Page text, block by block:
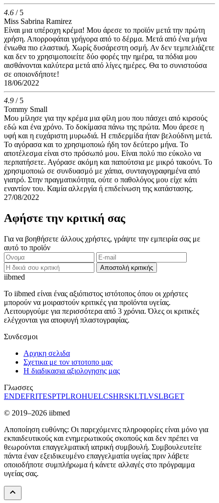
4.6 / 5
Miss Sabrina Ramirez
Είναι μια υπέροχη κρέμα! Μου άρεσε το προϊόν μετά την πρώτη
χρήση. Απορροφάται γρήγορα από το δέρμα. Μετά από ένα μήνα
ένιωθα πιο ελαστική. Χωρίς δυσάρεστη οσμή. Αν δεν τεμπελιάζετε
και δεν το χρησιμοποιείτε δύο φορές την ημέρα, τα πόδια μου
αισθάνονται καλύτερα μετά από λίγες ημέρες. Θα το συνιστούσα
σε οποιονδήποτε!
18/06/2022
4.9 / 5
Tommy Small
Μου μίλησε για την κρέμα μια φίλη μου που πάσχει από κιρσούς
εδώ και ένα χρόνο. Το δοκίμασα πάνω της πρώτα. Μου άρεσε η
υφή και η ευχάριστη μυρωδιά. Η επιδερμίδα ήταν βελούδινη μετά.
Το αγόρασα και το χρησιμοποιώ ήδη τον δεύτερο μήνα. Το
αποτέλεσμα είναι στο πρόσωπό μου. Είναι πολύ πιο εύκολο να
περπατήσετε. Αγόρασε ακόμη και παπούτσια με μικρό τακούνι. Το
χρησιμοποιώ σε συνδυασμό με χάπια, συνταγογραφημένα από
γιατρό. Στην πραγματικότητα, ούτε ο παθολόγος μου είχε κάτι
εναντίον του. Καμία αλλεργία ή επιδείνωση της κατάστασης.
27/08/2022
Αφήστε την κριτική σας
Για να βοηθήσετε άλλους χρήστες, γράψτε την εμπειρία σας με
αυτό το προϊόν
Αποστολή κριτικής
iibmed
Το iibmed είναι ένας αξιόπιστος ιστότοπος όπου οι χρήστες
μπορούν να μοιραστούν κριτικές για προϊόντα υγείας.
Λειτουργούμε για περισσότερα από 3 χρόνια. Όλες οι κριτικές
ελέγχονται για αποφυγή πλαστογραφίας.
Συνδεσμοι
Αρχικη σελιδα
Σχετικα με τον ιστοτοπο μας
Η διαδικασια αξιολογησης μας
Γλωσσες
ENDEFRITESPTPLROHUELCSHRSKLTLVSLBGET
© 2019–2026 iibmed
Αποποίηση ευθύνης: Οι παρεχόμενες πληροφορίες είναι μόνο για
εκπαιδευτικούς και ενημερωτικούς σκοπούς και δεν πρέπει να
θεωρούνται επαγγελματική ιατρική συμβουλή. Συμβουλευτείτε
πάντα έναν εξειδικευμένο επαγγελματία υγείας πριν λάβετε
οποιοδήποτε συμπλήρωμα ή κάνετε αλλαγές στο πρόγραμμα
υγείας σας.